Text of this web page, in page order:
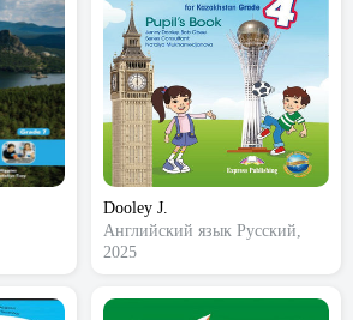
Dooley J.
Английский язык Русский,
2025